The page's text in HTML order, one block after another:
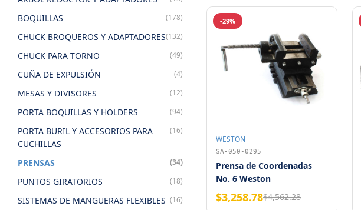
BOQUILLAS (178)
CHUCK BROQUEROS Y ADAPTADORES(132)
CHUCK PARA TORNO (49)
CUÑA DE EXPULSIÓN (4)
MESAS Y DIVISORES (12)
PORTA BOQUILLAS Y HOLDERS (94)
PORTA BURIL Y ACCESORIOS PARA
CUCHILLAS
(16)
PRENSAS (34)
PUNTOS GIRATORIOS (18)
SISTEMAS DE MANGUERAS FLEXIBLES (16)
-29%
WESTON
SA-050-0295
Prensa de Coordenadas
No. 6 Weston
$3,258.78$4,562.28